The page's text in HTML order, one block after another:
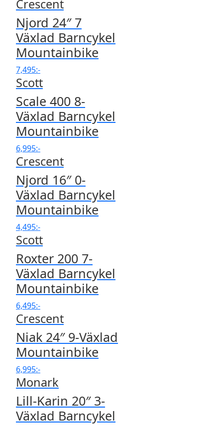
Crescent
Njord 24″ 7
Växlad Barncykel
Mountainbike
7,495:-
Scott
Scale 400 8-
Växlad Barncykel
Mountainbike
6,995:-
Crescent
Njord 16″ 0-
Växlad Barncykel
Mountainbike
4,495:-
Scott
Roxter 200 7-
Växlad Barncykel
Mountainbike
6,495:-
Crescent
Niak 24″ 9-Växlad
Mountainbike
6,995:-
Monark
Lill-Karin 20″ 3-
Växlad Barncykel